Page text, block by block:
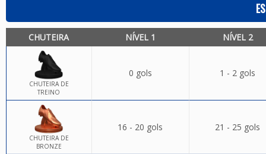
CHUTEIRA NÍVEL 1 NÍVEL 2
CHUTEIRA DE
TREINO
0 gols 1 - 2 gols
CHUTEIRA DE
BRONZE
16 - 20 gols 21 - 25 gols